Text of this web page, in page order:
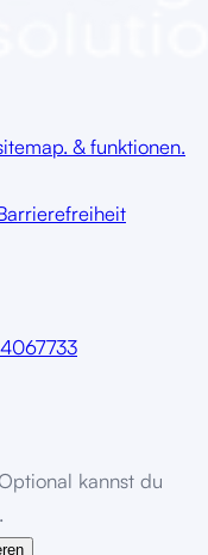
& funktionen.
kannst du
.